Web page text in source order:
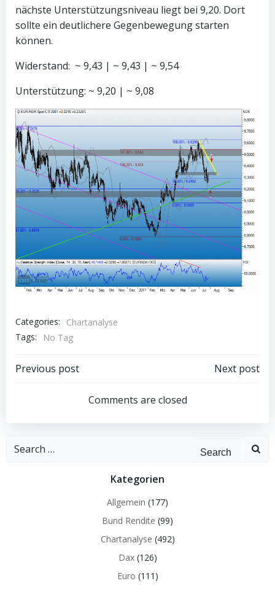
nächste Unterstützungsniveau liegt bei 9,20. Dort
sollte ein deutlichere Gegenbewegung starten
können.
Widerstand: ~ 9,43 | ~ 9,43 | ~ 9,54
Unterstützung: ~ 9,20 | ~ 9,08
Categories:
Chartanalyse
Tags:
No Tag
Post
navigation
Previous post
navigation
Next post
Comments are closed
Search
Kategorien
Allgemein (177)
Bund Rendite (99)
Chartanalyse (492)
Dax(126)
Euro (111)